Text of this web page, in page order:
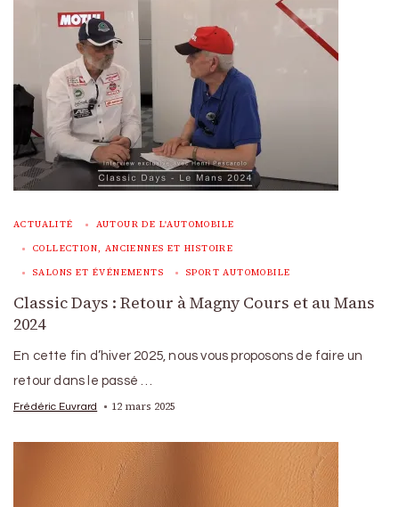
ACTUALITÉ AUTOUR DE L'AUTOMOBILE
COLLECTION, ANCIENNES ET HISTOIRE
SALONS ET ÉVÉNEMENTS SPORT AUTOMOBILE
Classic Days : Retour à Magny Cours et au Mans
2024
En cette fin d’hiver 2025, nous vous proposons de faire un
retour dans le passé …
Frédéric Euvrard 12 mars 2025